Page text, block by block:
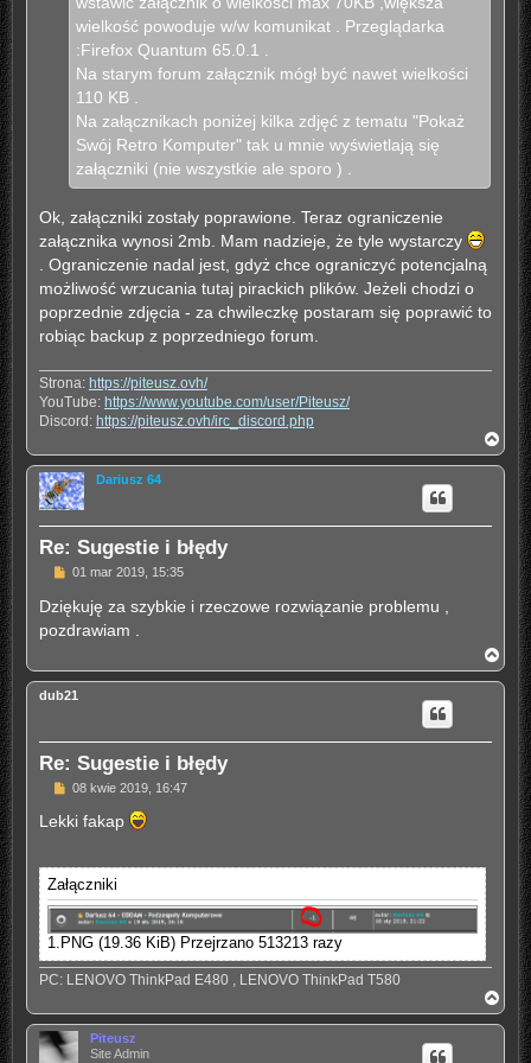
wielkość powoduje w/w komunikat . Przeglądarka
:Firefox Quantum 65.0.1 .
Na starym forum załącznik mógł być nawet wielkości
110 KB .
Na załącznikach poniżej kilka zdjęć z tematu "Pokaż
Swój Retro Komputer" tak u mnie wyświetlają się
załączniki (nie wszystkie ale sporo ) .
Ok, załączniki zostały poprawione. Teraz ograniczenie
załącznika wynosi 2mb. Mam nadzieje, że tyle wystarczy
. Ograniczenie nadal jest, gdyż chce ograniczyć potencjalną
możliwość wrzucania tutaj pirackich plików. Jeżeli chodzi o
poprzednie zdjęcia - za chwileczkę postaram się poprawić to
robiąc backup z poprzedniego forum.
Strona: https://piteusz.ovh/
YouTube: https://www.youtube.com/user/Piteusz/
Discord: https://piteusz.ovh/irc_discord.php
a
g
Dariusz 64
Re: Sugestie i błędy
P
s
t
01 mar 2019, 15:35
Dziękuję za szybkie i rzeczowe rozwiązanie problemu ,
pozdrawiam .
a
g
dub21
Re: Sugestie i błędy
P
s
08 kwie 2019, 16:47
Lekki fakap
Załączniki
1.PNG (19.36 KiB) Przejrzano 513213 razy
PC: LENOVO ThinkPad E480 , LENOVO ThinkPad T580
a
g
Piteusz
Site Admin